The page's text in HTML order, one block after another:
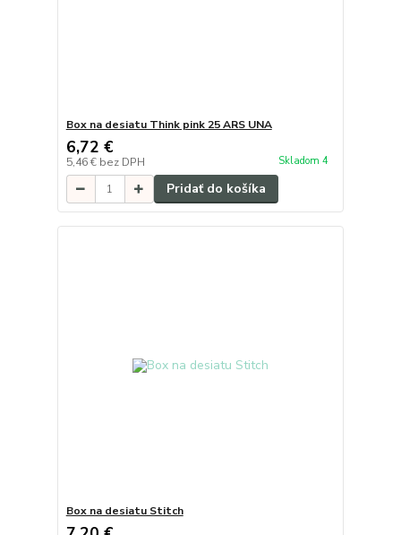
Box na desiatu Think pink 25 ARS UNA
6,72 €
5,46 € bez DPH Skladom 4
Pridať do košíka
Box na desiatu Stitch